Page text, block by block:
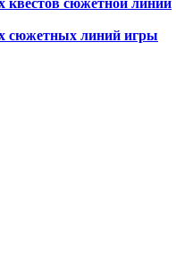
сюжетных линий игры